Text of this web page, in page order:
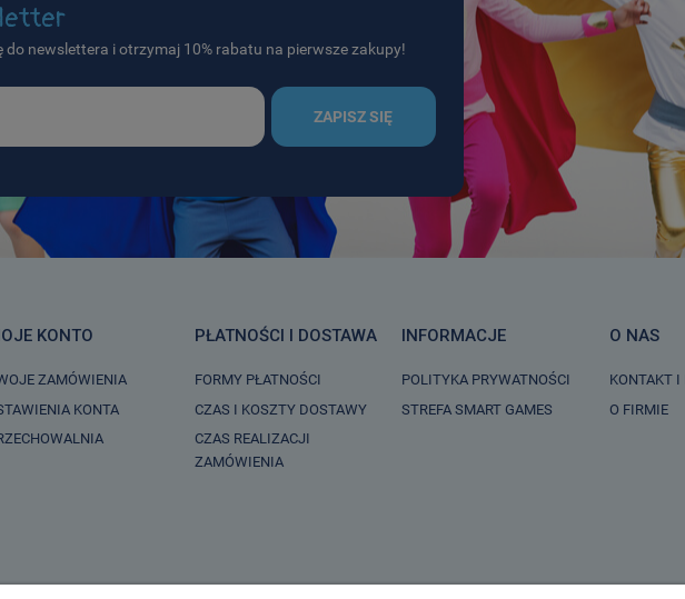
do newslettera i otrzymaj 10% rabatu na pierwsze zakupy!
ZAPISZ SIĘ
KONTO
ZAMÓWIENIA
KONTA
PŁATNOŚCI I DOSTAWA
FORMY PŁATNOŚCI
CZAS I KOSZTY DOSTAWY
CZAS REALIZACJI
ZAMÓWIENIA
INFORMACJE
POLITYKA PRYWATNOŚCI
STREFA SMART GAMES
O NAS
KONTAKT I
O FIRMIE